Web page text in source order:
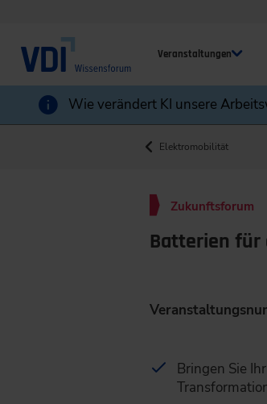
Veranstaltungen
Wie verändert KI unsere
Elektromobilität
Zukunftsforum
Batterien für
Bringen Sie